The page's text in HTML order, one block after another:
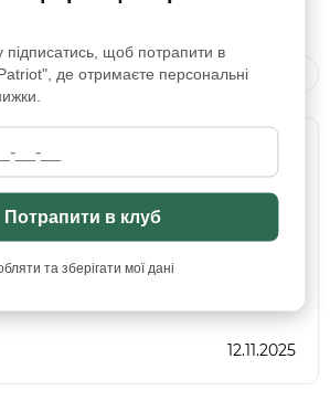
Переглянути всі відгуки
Плитоноска Warmor Gen.3 Мах Pro
(під плити XL) МУЛЬТИКАМ + 9
підсумків
Какой размер плит туда подходит?
Есть ли возврат,так как я дядько не
12.11.2025
підписатись, щоб потрапити в
де отримаєте персональні
Потрапити в клуб
та зберігати мої дані